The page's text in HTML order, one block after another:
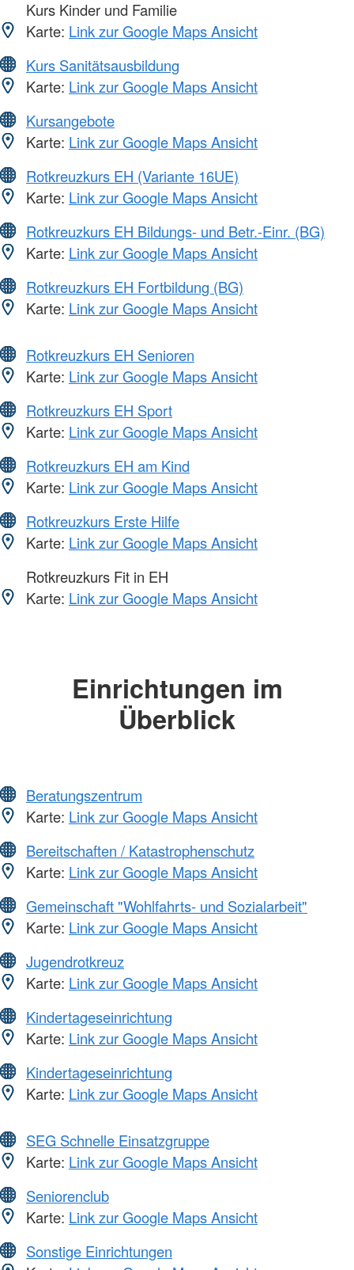
Kurs Kinder und Familie
Karte: Link zur Google Maps Ansicht
Kurs Sanitätsausbildung
Karte: Link zur Google Maps Ansicht
Kursangebote
Karte: Link zur Google Maps Ansicht
Rotkreuzkurs EH (Variante 16UE)
Karte: Link zur Google Maps Ansicht
Rotkreuzkurs EH Bildungs- und Betr.-Einr. (BG)
Karte: Link zur Google Maps Ansicht
Rotkreuzkurs EH Fortbildung (BG)
Karte: Link zur Google Maps Ansicht
Rotkreuzkurs EH Senioren
Karte: Link zur Google Maps Ansicht
Rotkreuzkurs EH Sport
Karte: Link zur Google Maps Ansicht
Rotkreuzkurs EH am Kind
Karte: Link zur Google Maps Ansicht
Rotkreuzkurs Erste Hilfe
Karte: Link zur Google Maps Ansicht
Rotkreuzkurs Fit in EH
Karte: Link zur Google Maps Ansicht
Einrichtungen im
Überblick
Beratungszentrum
Karte: Link zur Google Maps Ansicht
Bereitschaften / Katastrophenschutz
Karte: Link zur Google Maps Ansicht
Gemeinschaft "Wohlfahrts- und Sozialarbeit"
Karte: Link zur Google Maps Ansicht
Jugendrotkreuz
Karte: Link zur Google Maps Ansicht
Kindertageseinrichtung
Karte: Link zur Google Maps Ansicht
Kindertageseinrichtung
Karte: Link zur Google Maps Ansicht
SEG Schnelle Einsatzgruppe
Karte: Link zur Google Maps Ansicht
Seniorenclub
Karte: Link zur Google Maps Ansicht
Sonstige Einrichtungen